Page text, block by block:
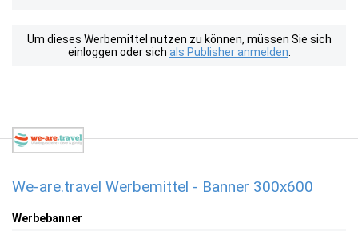
Um dieses Werbemittel nutzen zu können, müssen Sie sich
einloggen oder sich als Publisher anmelden
We-are.travel Werbemittel - Banner 300x600
Werbebanner